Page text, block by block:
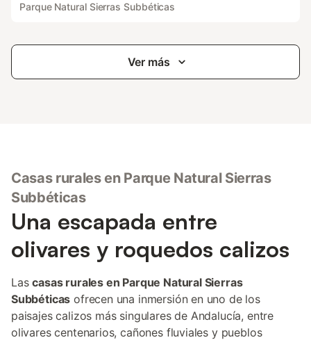
Parque Natural Sierras Subbéticas
Ver más
Casas rurales en Parque Natural Sierras
Subbéticas
Una escapada entre
olivares y roquedos calizos
Lascasas rurales en Parque Natural Sierras
Subbéticas ofrecen una inmersión en uno de los
paisajes calizos más singulares de Andalucía, entre
olivares centenarios, cañones fluviales y pueblos